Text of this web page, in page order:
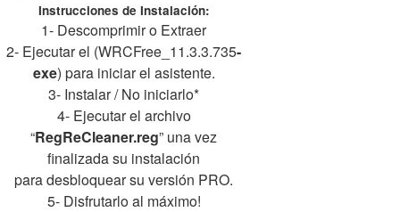
Instrucciones de Instalación:
1- Descomprimir o Extraer
2- Ejecutar el (WRCFree_11.3.3.735-
exe) para iniciar el asistente.
3- Instalar / No iniciarlo*
4- Ejecutar el archivo
“RegReCleaner.reg” una vez
finalizada su instalación
para desbloquear su versión PRO.
5- Disfrutarlo al máximo!